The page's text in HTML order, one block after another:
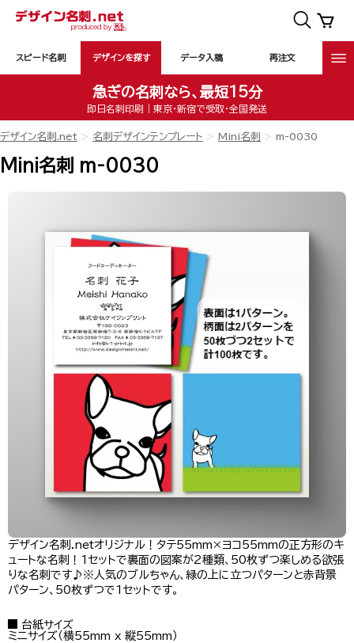
スピード名刺 デザインを探す データ入稿 再注文
急ぎの名刺なら、最短15分
即日名刺印刷｜東京・新宿で受取・全国発送
デザイン名刺.net 名刺デザインテンプレート Mini名刺 m-0030
Mini名刺 m-0030
デザイン名刺.netオリジナル！タテ55mm×ヨコ55mmの正方形のキ
ュートな名刺！1セットで裏面の図案が2種類、50枚ずつ楽しめる欲張
りな名刺です♪※人気のブルちゃん、緑の上に立つパターンと赤背景
パターン、50枚ずつで1セットです。
台紙サイズ
ミニサイズ（横55mm x 縦55mm）